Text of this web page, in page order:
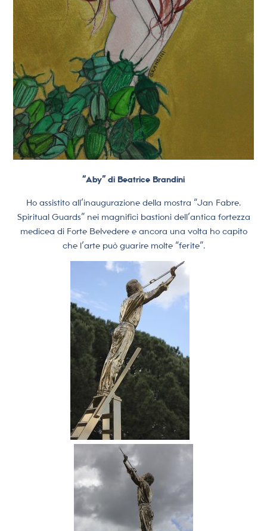
“Aby” di Beatrice Brandini
Ho assistito all’inaugurazione della mostra “Jan Fabre.
Spiritual Guards” nei magnifici bastioni dell’antica fortezza
medicea di Forte Belvedere e ancora una volta ho capito
che l’arte può guarire molte “ferite”.